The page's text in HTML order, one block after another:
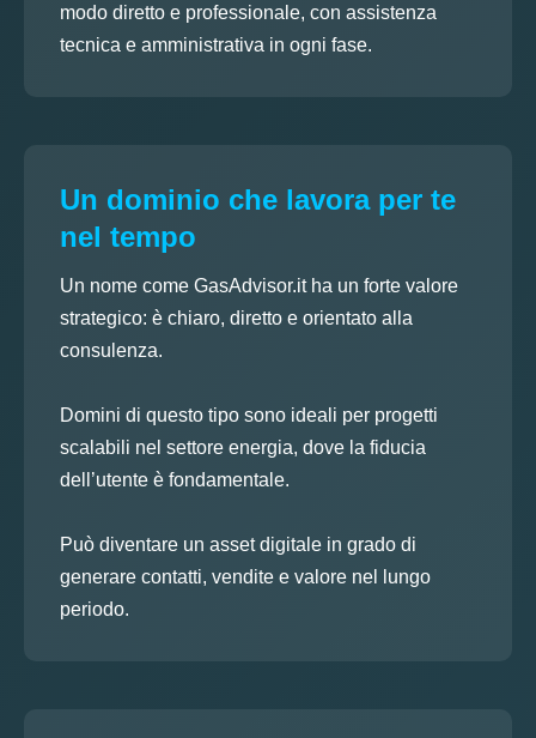
modo diretto e professionale, con assistenza
tecnica e amministrativa in ogni fase.
Un dominio che lavora per te
nel tempo
Un nome come GasAdvisor.it ha un forte valore
strategico: è chiaro, diretto e orientato alla
consulenza.
Domini di questo tipo sono ideali per progetti
scalabili nel settore energia, dove la fiducia
dell’utente è fondamentale.
Può diventare un asset digitale in grado di
generare contatti, vendite e valore nel lungo
periodo.